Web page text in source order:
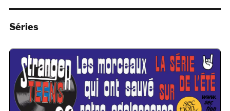
Séries